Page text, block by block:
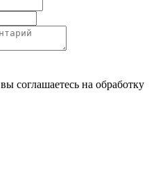
соглашаетесь на обработку